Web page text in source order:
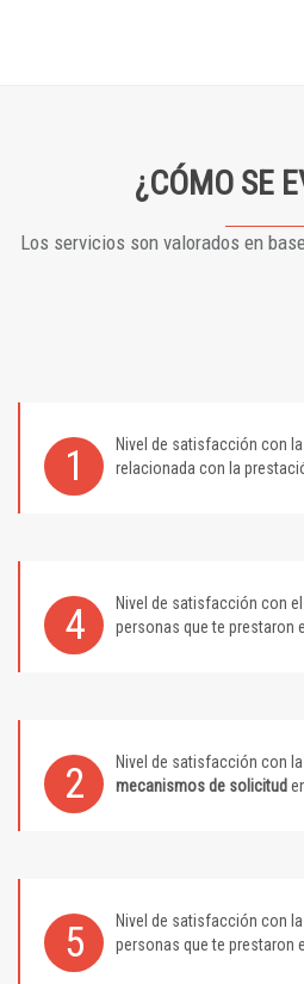
¿CÓMO SE
Los servicios son valorados en
1 Nivel de satisfacción con la
relacionada con la
4 Nivel de satisfacción con
personas que te prestaron
2 Nivel de satisfacción con la
mecanismos de solicitud
5 Nivel de satisfacción con la
personas que te prestaron